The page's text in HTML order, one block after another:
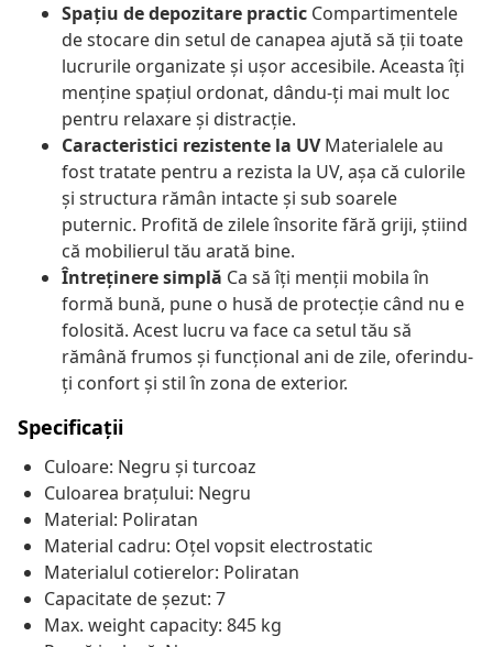
Spațiu de depozitare practic Compartimentele
de stocare din setul de canapea ajută să ții toate
lucrurile organizate și ușor accesibile. Aceasta îți
menține spațiul ordonat, dându-ți mai mult loc
pentru relaxare și distracție.
Caracteristici rezistente la UVMaterialele au
fost tratate pentru a rezista la UV, așa că culorile
și structura rămân intacte și sub soarele
puternic. Profită de zilele însorite fără griji, știind
că mobilierul tău arată bine.
Întreținere simplă Ca să îți menții mobila în
formă bună, pune o husă de protecție când nu e
folosită. Acest lucru va face ca setul tău să
rămână frumos și funcțional ani de zile, oferindu-
ți confort și stil în zona de exterior.
Specificații
Culoare: Negru și turcoaz
Culoarea brațului: Negru
Material: Poliratan
Material cadru: Oțel vopsit electrostatic
Materialul cotierelor: Poliratan
Capacitate de șezut: 7
Max. weight capacity: 845 kg